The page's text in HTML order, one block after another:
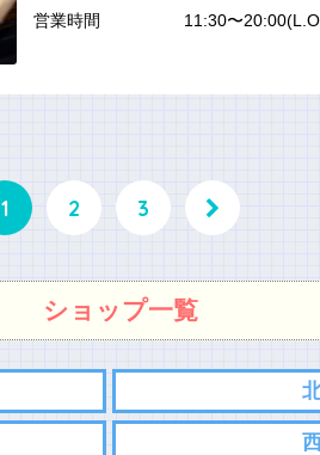
営業時間
11:30〜
1 2 3
ショップ一覧